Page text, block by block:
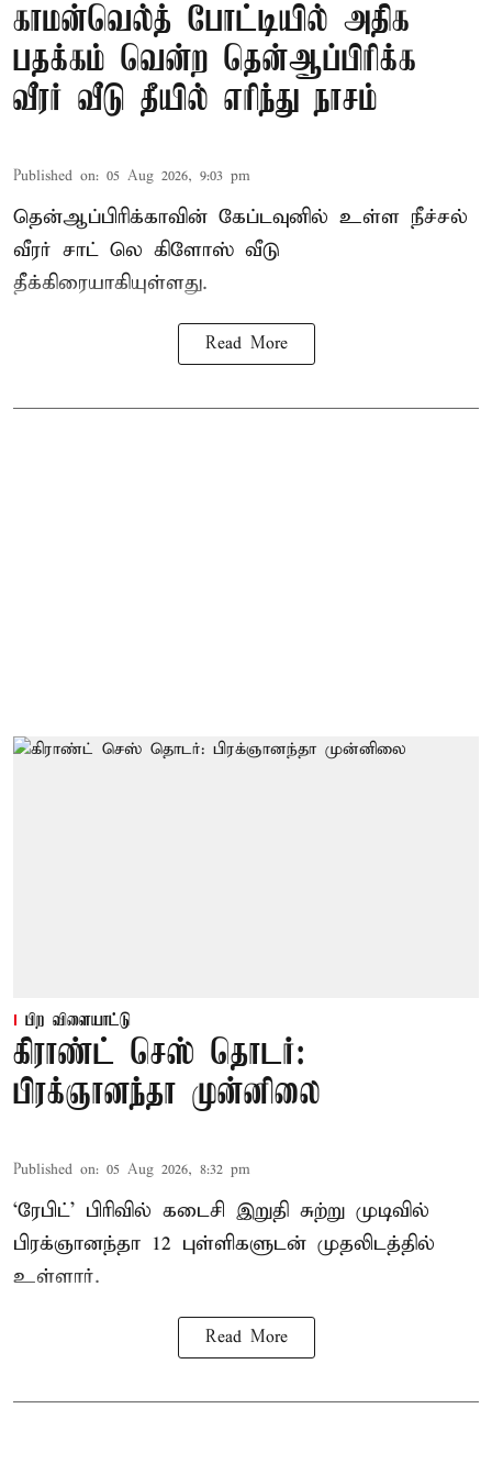
காமன்வெல்த் போட்டியில் அதிக
பதக்கம் வென்ற தென்ஆப்பிரிக்க
வீரர் வீடு தீயில் எரிந்து நாசம்
Published on: 05 Aug 2026, 9:03 pm
தென்ஆப்பிரிக்காவின் கேப்டவுனில் உள்ள நீச்சல்
வீரர் சாட் லெ கிளோஸ் வீடு
தீக்கிரையாகியுள்ளது.
Read More
பிற விளையாட்டு
கிராண்ட் செஸ் தொடர்:
பிரக்ஞானந்தா முன்னிலை
Published on: 05 Aug 2026, 8:32 pm
‘ரேபிட்’ பிரிவில் கடைசி இறுதி சுற்று முடிவில்
பிரக்ஞானந்தா 12 புள்ளிகளுடன் முதலிடத்தில்
உள்ளார்.
Read More